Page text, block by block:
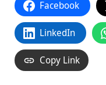
Facebook
LinkedIn
Copy Link